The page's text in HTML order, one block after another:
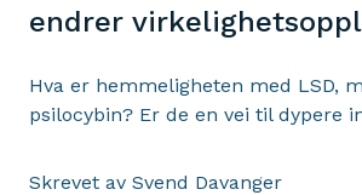
endrer
Hva er hemmeligheten med LSD,
psilocybin? Er de en vei til dypere
Skrevet av Svend Davanger